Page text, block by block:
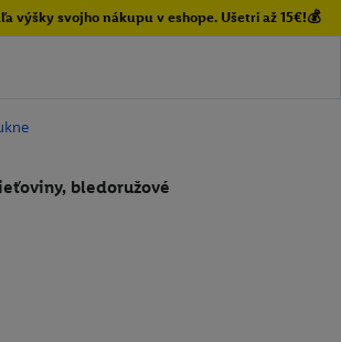
výšky svojho nákupu v eshope. Ušetri až 15€!💰
bledoružové